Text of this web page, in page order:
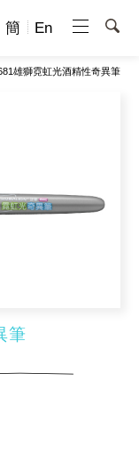
簡 En
雄獅霓虹光酒精性奇異筆
筆